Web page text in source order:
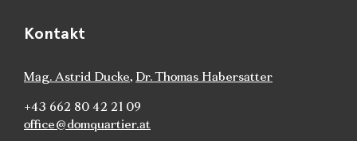
Kontakt
Mag. Astrid Ducke, Dr. Thomas Habersatter
+43 662 80 42 21 09
office@domquartier.at